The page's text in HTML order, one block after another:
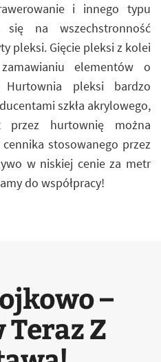
i innego typu
na wszechstronność
pleksi. Gięcie pleksi z kolei
elementów o
Hurtownia pleksi bardzo
szkła akrylowego,
przez hurtownię można
stosowanego przez
w niskiej cenie za metr
do współpracy!
–
Z